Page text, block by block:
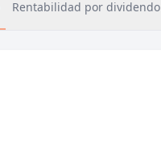
Rentabilidad por dividendo